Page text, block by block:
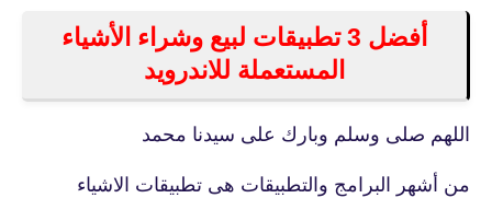
أفضل 3 تطبيقات لبيع وشراء الأشياء
المستعملة للاندرويد
اللهم صلى وسلم وبارك على سيدنا محمد
من أشهر البرامج والتطبيقات هى تطبيقات الاشياء